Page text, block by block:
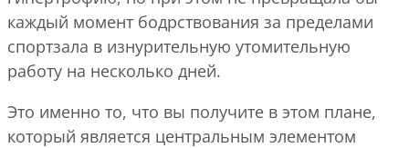
каждый момент бодрствования за пределами
спортзала в изнурительную утомительную
работу на несколько дней.
Это именно то, что вы получите в этом плане,
который является центральным элементом